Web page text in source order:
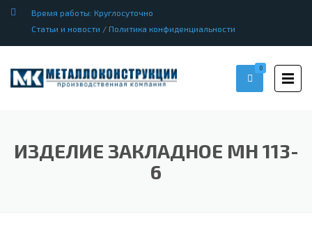
Время работы: Круглосуточно
Статьи и новости / Политика конфиденциальности
0
ИЗДЕЛИЕ ЗАКЛАДНОЕ МН 113-
6